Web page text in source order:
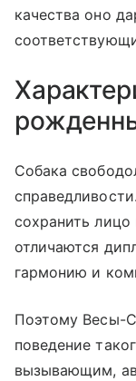
качества оно
Собака
сохранить
отличаются
гармонию и
Поэтому Весы-
поведение
вызывающим,